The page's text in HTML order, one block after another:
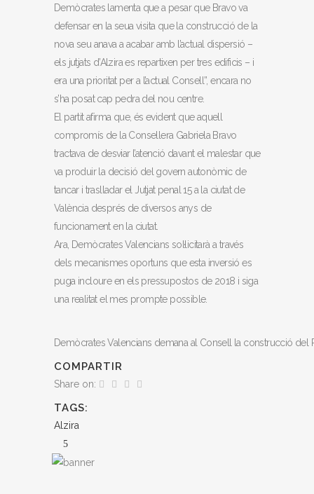
Demòcrates lamenta que a pesar que Bravo va
defensar en la seua visita que la construcció de la
nova seu anava a acabar amb l’actual dispersió –
els jutjats d’Alzira es repartixen per tres edificis – i
era una prioritat per a l’actual Consell”, encara no
s’ha posat cap pedra del nou centre.
El partit afirma que, és evident que aquell
compromís de la Consellera Gabriela Bravo
tractava de desviar l’atenció davant el malestar que
va produir la decisió del govern autonòmic de
tancar i traslladar el Jutjat penal 15 a la ciutat de
València després de diversos anys de
funcionament en la ciutat.
Ara, Demòcrates Valencians sol·licitarà a través
dels mecanismes oportuns que esta inversió es
puga incloure en els pressupostos de 2018 i siga
una realitat el mes prompte possible.
Demòcrates Valencians demana al Consell la construcció del
COMPARTIR
Share on:
TAGS:
Alzira